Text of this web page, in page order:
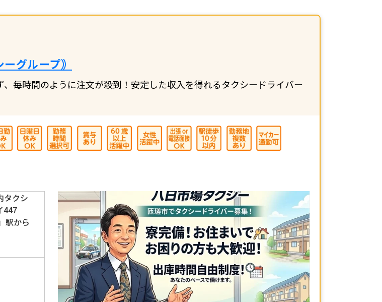
グループ｠
毎時間のように注文が殺到！安定した収入を得れるタクシードライバー
タクシ
447
駅から